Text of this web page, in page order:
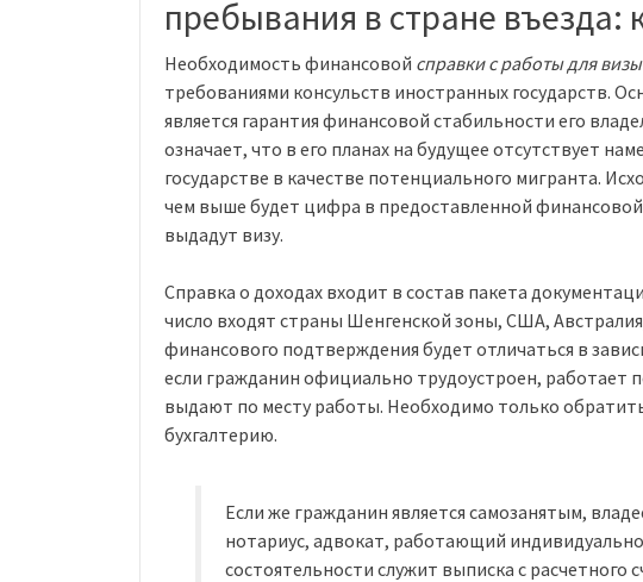
пребывания в стране въезда:
Необходимость финансовой справки с работы для визы
требованиями консульств иностранных государств.
является гарантия финансовой стабильности его
означает, что в его планах на будущее отсутствует
государстве в качестве потенциального мигранта.
чем выше будет цифра в предоставленной
выдадут визу.
Справка о доходах входит в состав пакета
число входят страны Шенгенской зоны, США,
финансового подтверждения будет отличаться в
если гражданин официально трудоустроен, работает
выдают по месту работы. Необходимо только
бухгалтерию.
Если же гражданин является самозанятым,
нотариус, адвокат, работающий
состоятельности служит выписка с расчетного